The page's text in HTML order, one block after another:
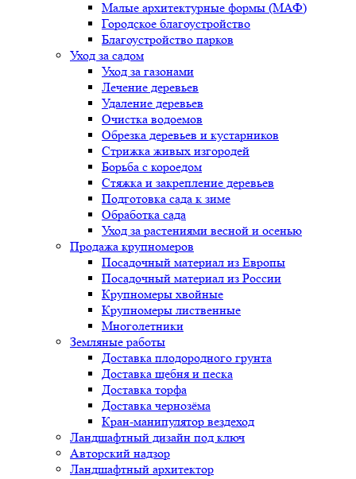
Малые архитектурные формы (МАФ)
Городское благоустройство
Благоустройство парков
Уход за садом
Уход за газонами
Лечение деревьев
Удаление деревьев
Очистка водоемов
Обрезка деревьев и кустарников
Стрижка живых изгородей
Борьба с короедом
Стяжка и закрепление деревьев
Подготовка сада к зиме
Обработка сада
Уход за растениями весной и осенью
Продажа крупномеров
Посадочный материал из Европы
Посадочный материал из России
Крупномеры хвойные
Крупномеры лиственные
Многолетники
Земляные работы
Доставка плодородного грунта
Доставка щебня и песка
Доставка торфа
Доставка чернозёма
Кран-манипулятор вездеход
Ландшафтный дизайн под ключ
Авторский надзор
Ландшафтный архитектор